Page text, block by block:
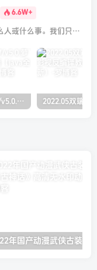
6.6W+
有时候，我们并不是在等什么人或什么事。我们只是在静待岁月改变自己
绿豆最新v5.1.7/v5.0.萝卜app源码前后端【java全开源免授权】